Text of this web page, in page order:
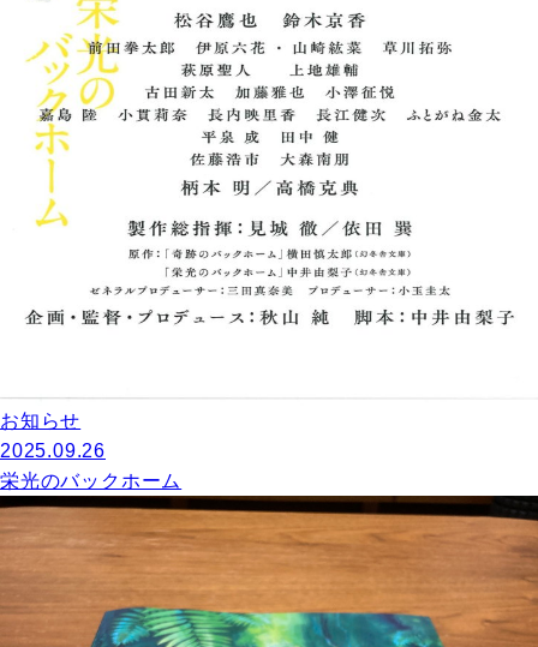
お知らせ
2025.09.26
栄光のバックホーム